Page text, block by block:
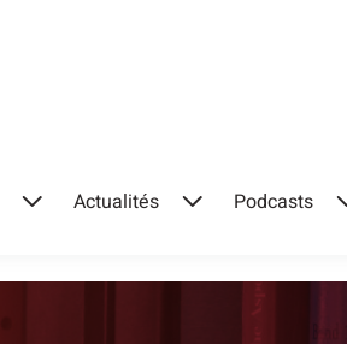
Ouvrir
menu
Actualités
Ouvrir
menu
Podcasts